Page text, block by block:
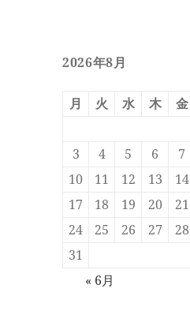
2026年8月
月 火 水 木 金
3
4 5 6 7
10
11 12 13 14
17
18 19 20 21
24
25 26 27 28
31
« 6月